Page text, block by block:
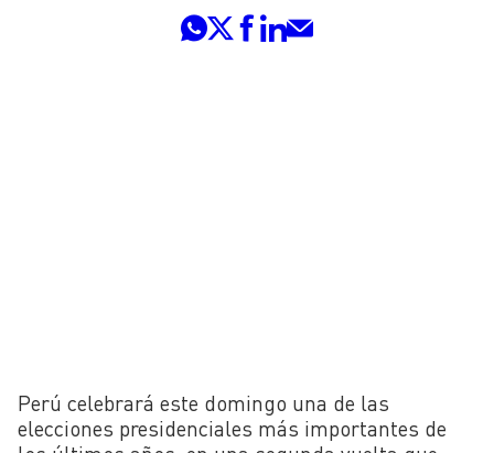
Perú celebrará este domingo una de las
elecciones presidenciales más importantes de